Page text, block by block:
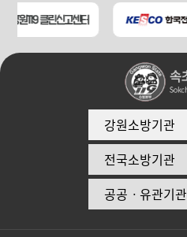
강원소방기관
전국소방기관
공공ㆍ유관기관